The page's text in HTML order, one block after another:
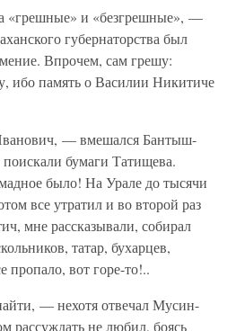
«грешные» и «безгрешные», —
губернаторства был
Впрочем, сам грешу:
ибо память о Василии Никитиче
— вмешался Бантыш-
бумаги Татищева.
было! На Урале до тысячи
все утратил и во второй раз
мне рассказывали, собирал
татар, бухарцев,
пропало, вот горе-то!..
— нехотя отвечал Мусин-
не любил, боясь